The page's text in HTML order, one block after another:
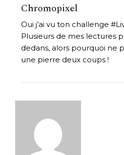
Chromopixel
Oui j’ai vu ton challenge
Plusieurs de mes lectures
dedans, alors pourquoi ne
une pierre deux coups !